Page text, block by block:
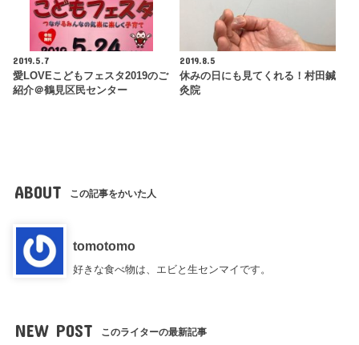
2019.5.7
愛LOVEこどもフェスタ2019のご
紹介＠鶴見区民センター
2019.8.5
休みの日にも見てくれる！村田鍼
灸院
ABOUT この記事をかいた人
tomotomo
好きな食べ物は、エビと生センマイです。
NEW POST このライターの最新記事